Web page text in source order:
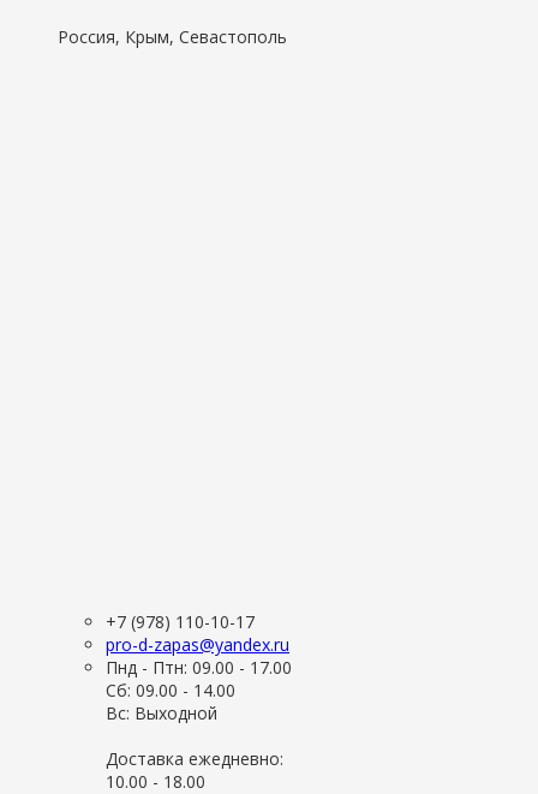
Россия, Крым, Севастополь
+7 (978) 110-10-17
pro-d-zapas@yandex.ru
Пнд - Птн: 09.00 - 17.00
Сб: 09.00 - 14.00
Вс: Выходной
Доставка ежедневно:
10.00 - 18.00